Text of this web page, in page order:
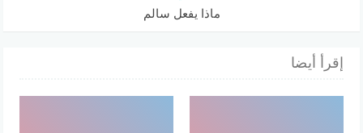
ماذا يفعل سالم
إقرأ أيضا